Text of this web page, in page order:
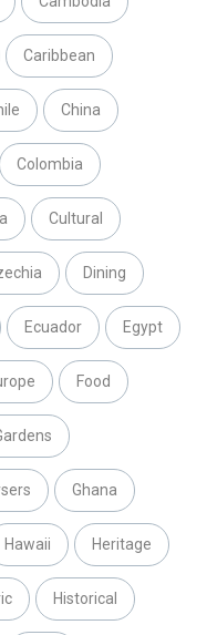
Caribbean
China
Colombia
Cultural
Dining
Ecuador Egypt
Food
Ghana
Hawaii Heritage
Historical